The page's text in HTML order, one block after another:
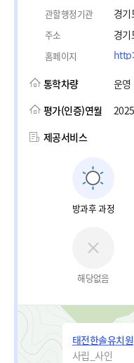
관할행정기관 경
주소 경
홈페이지
통학차량
운영
평가(인증)연월
제공서비스
방과후 과정
해당없음
태전한솔유치원
사립_사인